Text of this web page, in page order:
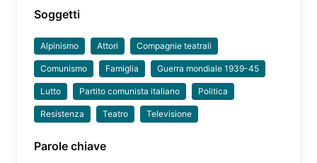
Soggetti
Alpinismo Attori Compagnie teatrali
Comunismo Famiglia Guerra mondiale 1939-45
Lutto Partito comunista italiano Politica
Resistenza Teatro Televisione
Parole chiave